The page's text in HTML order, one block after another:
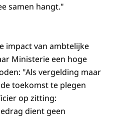
samen hangt."
impact van ambtelijke
Ministerie een hoge
"Als vergelding maar
toekomst te plegen
op zitting:
dient geen